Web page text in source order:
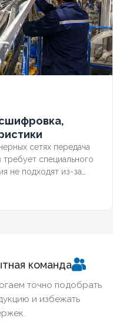
сетях передача
специального
не подходят из-за
монтажа и
команда
точно подобрать
и избежать